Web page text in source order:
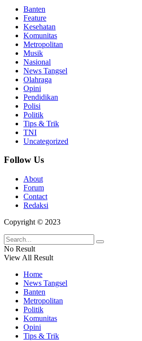
Banten
Feature
Kesehatan
Komunitas
Metropolitan
Musik
Nasional
News Tangsel
Olahraga
Opini
Pendidikan
Polisi
Politik
Tips & Trik
TNI
Uncategorized
Follow Us
About
Forum
Contact
Redaksi
Copyright © 2023
No Result
View All Result
Home
News Tangsel
Banten
Metropolitan
Politik
Komunitas
Opini
Tips & Trik